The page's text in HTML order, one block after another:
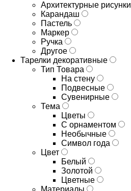
Архитектурные рисунки
Карандаш
Пастель
Маркер
Ручка
Другое
Тарелки декоративные
Тип Товара
На стену
Подвесные
Сувенирные
Тема
Цветы
С орнаментом
Необычные
Символ года
Цвет
Белый
Золотой
Цветные
Материалы